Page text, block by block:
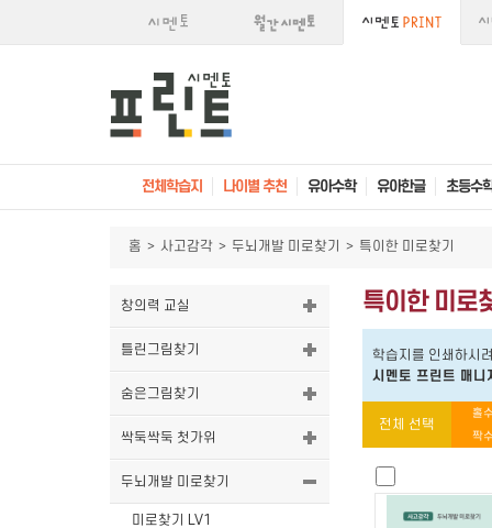
전체학습지 나이별 추천 유아수학 유아한글 초등수
홈 > 사고감각 > 두뇌개발 미로찾기 > 특이한 미로찾기
창의력 교실
틀린그림찾기
숨은그림찾기
싹둑싹둑 첫가위
두뇌개발 미로찾기
미로찾기 LV1
특이한 미로
학습지를 인쇄하시
시멘토 프린트 매니
전체 선택
홀
짝